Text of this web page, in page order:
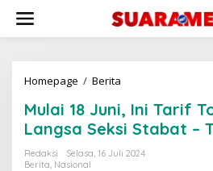
konten
Homepage / Berita
Juni,
Ini
Tarif
Tol
Mulai 18 Juni, Ini Tarif
Langsa Seksi Stabat –
Redaksi
Selasa, 16 Juli 2024
Berita, Nasional